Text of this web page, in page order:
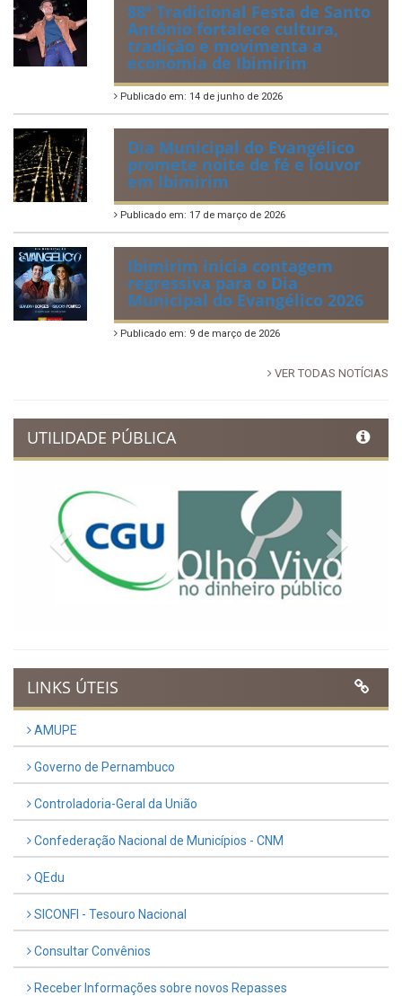
88ª Tradicional Festa de Santo
Antônio fortalece cultura,
tradição e movimenta a
economia de Ibimirim
Publicado em: 14 de junho de 2026
Dia Municipal do Evangélico
promete noite de fé e louvor
em Ibimirim
Publicado em: 17 de março de 2026
Ibimirim inicia contagem
regressiva para o Dia
Municipal do Evangélico 2026
Publicado em: 9 de março de 2026
VER TODAS NOTÍCIAS
UTILIDADE PÚBLICA
Previous
LINKS ÚTEIS
AMUPE
Governo de Pernambuco
Controladoria-Geral da União
Confederação Nacional de Municípios - CNM
QEdu
SICONFI - Tesouro Nacional
Consultar Convênios
Receber Informações sobre novos Repasses